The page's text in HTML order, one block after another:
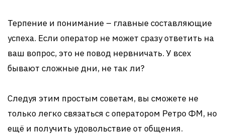
Терпение и понимание – главные составляющие
успеха. Если оператор не может сразу ответить на
ваш вопрос, это не повод нервничать. У всех
бывают сложные дни, не так ли?
Следуя этим простым советам, вы сможете не
только легко связаться с оператором Ретро ФМ, но
ещё и получить удовольствие от общения.